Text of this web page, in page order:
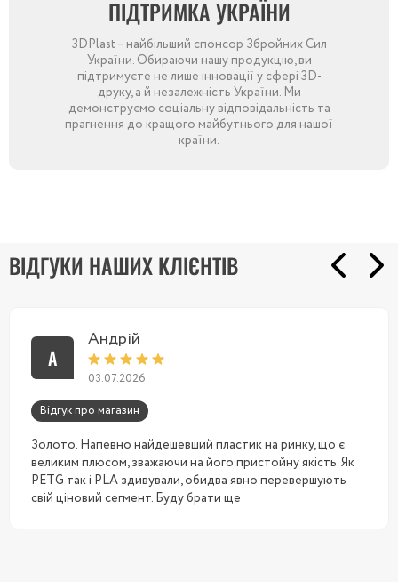
ПІДТРИМКА УКРАЇНИ
3DPlast – найбільший спонсор Збройних Сил
України. Обираючи нашу продукцію, ви
підтримуєте не лише інновації у сфері 3D-
друку, а й незалежність України. Ми
демонструємо соціальну відповідальність та
прагнення до кращого майбутнього для нашої
країни.
ВІДГУКИ НАШИХ КЛІЄНТІВ
А
Андрій
03.07.2026
Відгук про магазин
Золото. Напевно найдешевший пластик на ринку, що є
великим плюсом, зважаючи на його пристойну якість. Як
PETG так і PLA здивували, обидва явно перевершують
свій ціновий сегмент. Буду брати ще